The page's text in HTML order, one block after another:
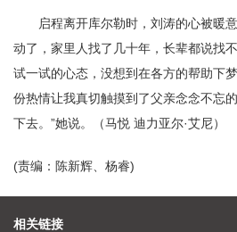
启程离开库尔勒时，刘涛的心被暖
动了，家里人找了几十年，长辈都说找
试一试的心态，没想到在各方的帮助下
份热情让我真切触摸到了父亲念念不忘
下去。”她说。（马悦 迪力亚尔·艾尼）
(责编：陈新辉、杨睿)
相关链接